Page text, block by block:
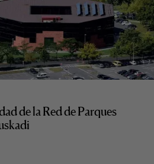
de la Red de Parques